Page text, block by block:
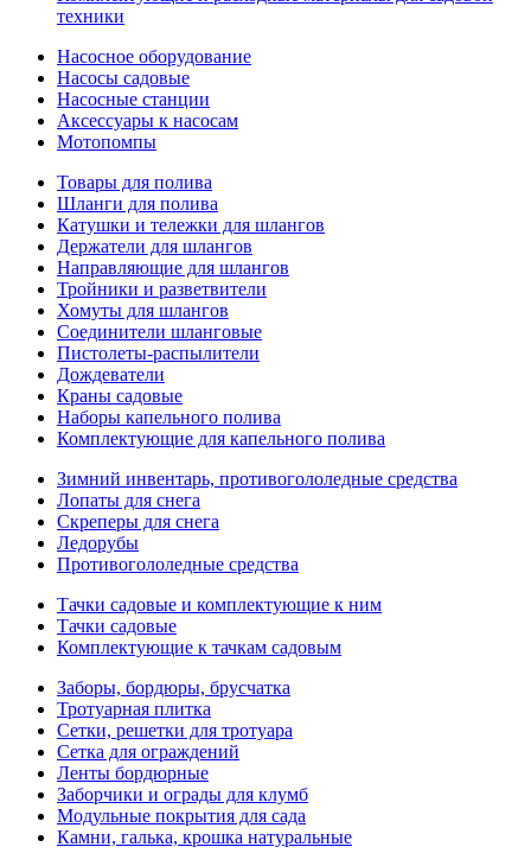
техники
Насосное оборудование
Насосы садовые
Насосные станции
Аксессуары к насосам
Мотопомпы
Товары для полива
Шланги для полива
Катушки и тележки для шлангов
Держатели для шлангов
Направляющие для шлангов
Тройники и разветвители
Хомуты для шлангов
Соединители шланговые
Пистолеты-распылители
Дождеватели
Краны садовые
Наборы капельного полива
Комплектующие для капельного полива
Зимний инвентарь, противогололедные средства
Лопаты для снега
Скреперы для снега
Ледорубы
Противогололедные средства
Тачки садовые и комплектующие к ним
Тачки садовые
Комплектующие к тачкам садовым
Заборы, бордюры, брусчатка
Тротуарная плитка
Сетки, решетки для тротуара
Сетка для ограждений
Ленты бордюрные
Заборчики и ограды для клумб
Модульные покрытия для сада
Камни, галька, крошка натуральные